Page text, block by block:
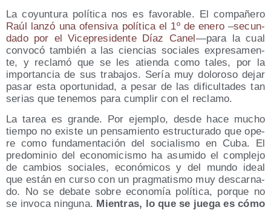
La coyun­tu­ra polí­ti­ca nos es favo­ra­ble. El com­pa­ñe­ro
Raúl lan­zó una ofen­si­va polí­ti­ca el 1º de enero–secun­
da­do por el Vice­pre­si­den­te Díaz Canel—para la cual
con­vo­có tam­bién a las cien­cias socia­les expre­sa­men­
te, y recla­mó que se les atien­da como tales, por la
impor­tan­cia de sus tra­ba­jos. Sería muy dolo­ro­so dejar
pasar esta opor­tu­ni­dad, a pesar de las difi­cul­ta­des tan
serias que tene­mos para cum­plir con el reclamo.
La tarea es gran­de. Por ejem­plo, des­de hace mucho
tiem­po no exis­te un pen­sa­mien­to estruc­tu­ra­do que ope­
re como fun­da­men­ta­ción del socia­lis­mo en Cuba. El
pre­do­mi­nio del eco­no­mi­cis­mo ha asu­mi­do el com­ple­jo
de cam­bios socia­les, eco­nó­mi­cos y del mun­do ideal
que están en cur­so con un prag­ma­tis­mo muy des­car­na­
do. No se deba­te sobre eco­no­mía polí­ti­ca, por­que no
se invo­ca nin­gu­na. Mien­tras, lo que se jue­ga es cómo